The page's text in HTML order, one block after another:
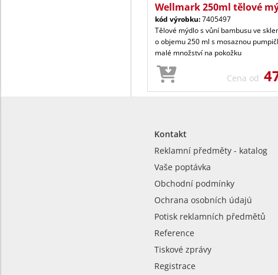
Wellmark 250ml tělové
kód výrobku:7405497
Tělové mýdlo s vůní bambusu ve
o objemu 250 ml s mosaznou
malé množství na pokožku
Cena od
Kontakt
Reklamní předměty - katalog
Vaše poptávka
Obchodní podmínky
Ochrana osobních údajú
Potisk reklamních předmětů
Reference
Tiskové zprávy
Registrace